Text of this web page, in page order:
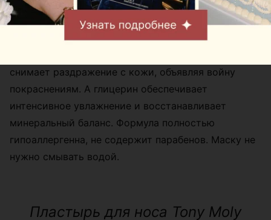
снимает раздражение с кожи, объявляя войну
покраснениям. А глицерин обеспечивает
интенсивное увлажнение и восстанавливает
минеральный баланс. Формула полностью
гипоаллергенна, не содержит парабенов. Маску не
нужно смывать водой.
Пластырь для носа Tony Moly